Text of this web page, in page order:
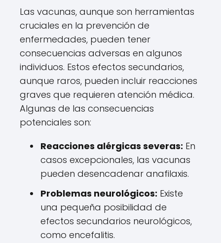
Las vacunas, aunque son herramientas
cruciales en la prevención de
enfermedades, pueden tener
consecuencias adversas en algunos
individuos. Estos efectos secundarios,
aunque raros, pueden incluir reacciones
graves que requieren atención médica.
Algunas de las consecuencias
potenciales son:
Reacciones alérgicas severas: En
casos excepcionales, las vacunas
pueden desencadenar anafilaxis.
Problemas neurológicos: Existe
una pequeña posibilidad de
efectos secundarios neurológicos,
como encefalitis.